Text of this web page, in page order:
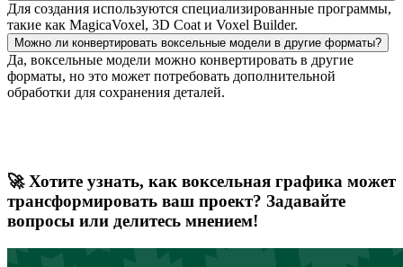
Для создания используются специализированные программы,
такие как MagicaVoxel, 3D Coat и Voxel Builder.
Можно ли конвертировать воксельные модели в другие форматы?
Да, воксельные модели можно конвертировать в другие
форматы, но это может потребовать дополнительной
обработки для сохранения деталей.
🚀 Хотите узнать, как воксельная графика может
трансформировать ваш проект? Задавайте
вопросы или делитесь мнением!